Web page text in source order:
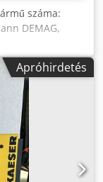
száma:
DEMAG,
típus:
3160 x 1480 x
2
– lásd a
adatokra nem
Apróhirdetés